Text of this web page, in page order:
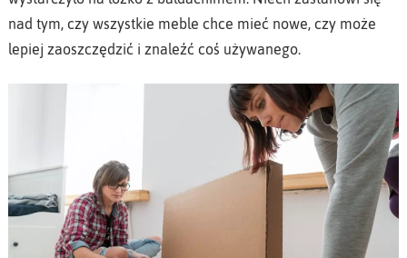
nad tym, czy wszystkie meble chce mieć nowe, czy może
lepiej zaoszczędzić i znaleźć coś używanego.